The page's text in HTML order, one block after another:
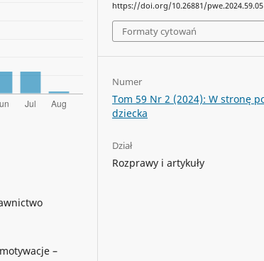
–
https://doi.org/10.26881/pwe.2024.59.05
Formaty cytowań
Numer
Tom 59 Nr 2 (2024): W stronę
dziecka
Dział
Rozprawy i artykuły